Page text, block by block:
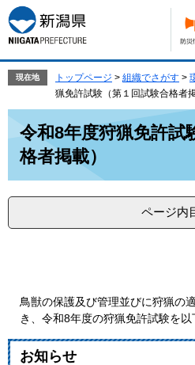
ー
ジ
の
で
ニ
ュ
ー
ば
現在地 トップページ > 組織でさがす >
猟免許試験（第１回試験合格者掲
令和8年度狩猟免許試
格者掲載）
ページ内
鳥獣の保護及び管理並びに狩猟の
き、令和8年度の狩猟免許試験を以
お知らせ